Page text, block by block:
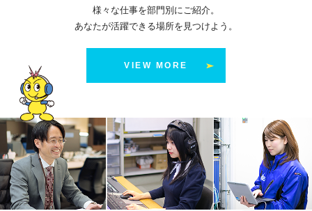
様々な仕事を部門別にご紹介。
あなたが活躍できる場所を見つけよう。
VIEW MORE